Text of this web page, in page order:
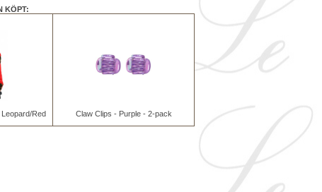
KÖPT:
Red Claw Clips - Purple - 2-pack